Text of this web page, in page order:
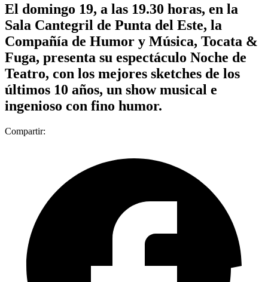
El domingo 19, a las 19.30 horas, en la
Sala Cantegril de Punta del Este, la
Compañía de Humor y Música, Tocata &
Fuga, presenta su espectáculo Noche de
Teatro, con los mejores sketches de los
últimos 10 años, un show musical e
ingenioso con fino humor.
Compartir: